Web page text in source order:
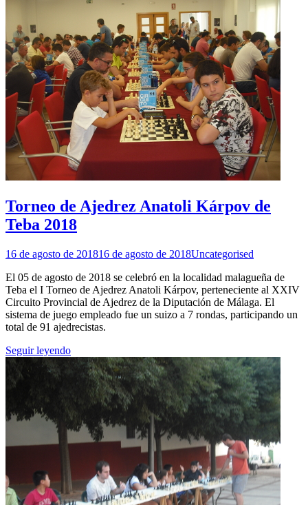
Torneo de Ajedrez Anatoli Kárpov de
Teba 2018
16 de agosto de 201816 de agosto de 2018Uncategorised
El 05 de agosto de 2018 se celebró en la localidad malagueña de
Teba el I Torneo de Ajedrez Anatoli Kárpov, perteneciente al XXIV
Circuito Provincial de Ajedrez de la Diputación de Málaga. El
sistema de juego empleado fue un suizo a 7 rondas, participando un
total de 91 ajedrecistas.
Seguir leyendo